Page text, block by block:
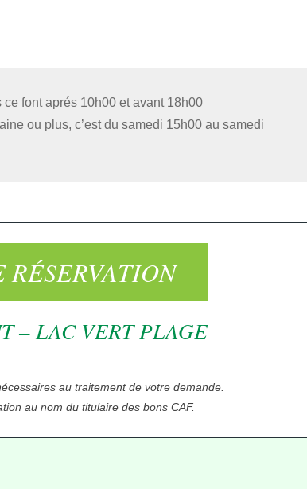
font aprés 10h00 et avant 18h00
ou plus, c’est du samedi 15h00 au samedi
– LAC VERT PLAGE
au traitement de votre demande.
au nom du titulaire des bons CAF.